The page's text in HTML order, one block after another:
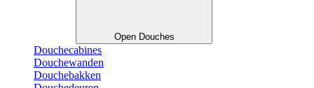
Open Douches
Douchecabines
Douchewanden
Douchebakken